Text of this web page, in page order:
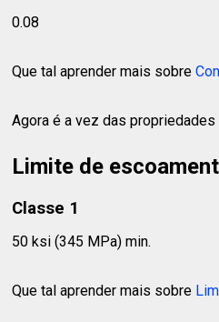
0.08
Que tal aprender mais sobre
Agora é a vez das propriedades
Limite de
Classe 1
50 ksi (345 MPa) min.
Que tal aprender mais sobre